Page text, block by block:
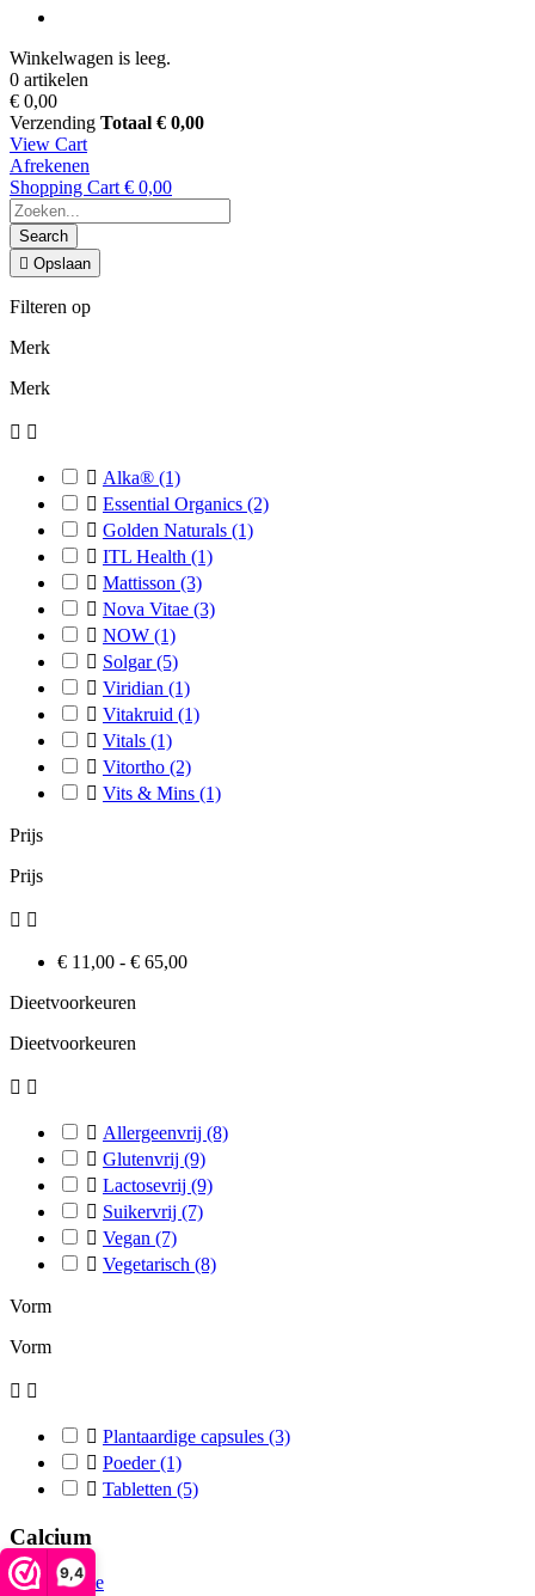
9,4
Winkelwagen is leeg.
0 artikelen
€ 0,00
Verzending Totaal € 0,00
View Cart
Afrekenen
Shopping Cart € 0,00
Search
 Opslaan
Filteren op
Merk
Merk
 
 Alka® (1)
 Essential Organics (2)
 Golden Naturals (1)
 ITL Health (1)
 Mattisson (3)
 Nova Vitae (3)
 NOW (1)
 Solgar(5)
 Viridian (1)
 Vitakruid (1)
 Vitals (1)
 Vitortho (2)
 Vits & Mins (1)
Prijs
Prijs
 
€ 11,00 - € 65,00
Dieetvoorkeuren
Dieetvoorkeuren
 
 Allergeenvrij (8)
 Glutenvrij (9)
 Lactosevrij (9)
 Suikervrij (7)
 Vegan (7)
 Vegetarisch (8)
Vorm
Vorm
 
 Plantaardige capsules (3)
 Poeder(1)
 Tabletten (5)
Calcium
Home